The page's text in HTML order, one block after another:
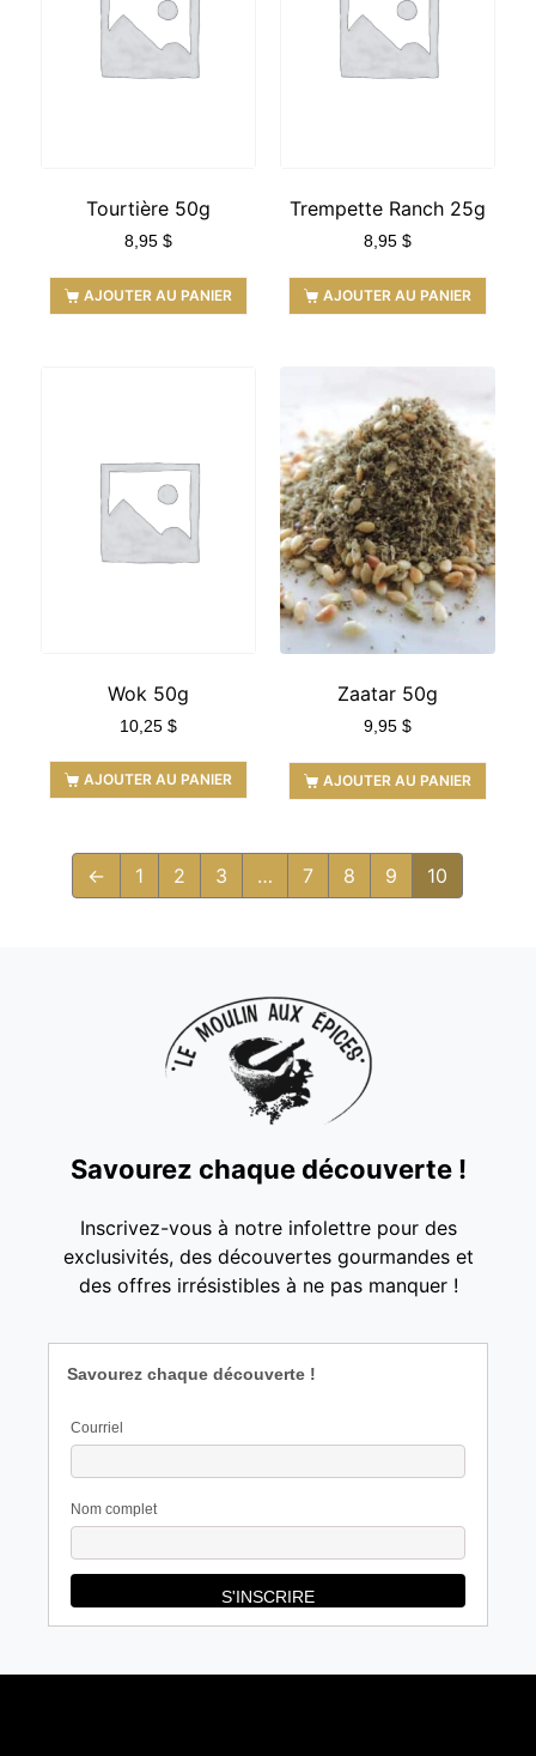
Tourtière 50g
8,95 $
AJOUTER AU PANIER
Trempette Ranch 25g
8,95 $
AJOUTER AU PANIER
Wok 50g
10,25 $
AJOUTER AU PANIER
Zaatar 50g
9,95 $
AJOUTER AU PANIER
← 1 2 3 … 7 8 9 10
Savourez chaque découverte !
Inscrivez-vous à notre infolettre pour des
exclusivités, des découvertes gourmandes et
des offres irrésistibles à ne pas manquer !
Savourez chaque découverte !
Courriel
Nom complet